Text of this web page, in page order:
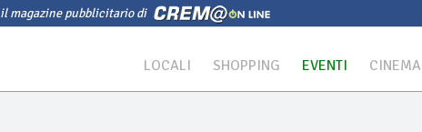
il magazine pubblicitario di
LOCALI SHOPPING EVENTI CINEMA